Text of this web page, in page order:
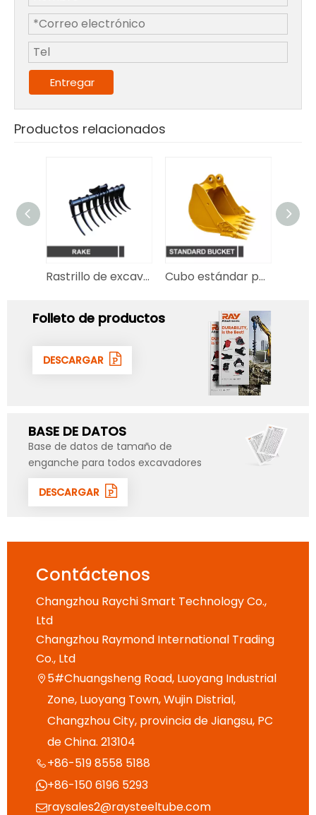
Entregar
Productos relacionados
Rastrillo de excavador Cubo estándar para excavador
Folleto de productos
DESCARGAR
BASE DE DATOS
Base de datos de tamaño de
enganche para todos excavadores
DESCARGAR
Contáctenos
Changzhou Raychi Smart Technology Co.,
Ltd
Changzhou Raymond International Trading
Co., Ltd
 5#Chuangsheng Road, Luoyang Industrial
Zone, Luoyang Town, Wujin Distrial,
Changzhou City, provincia de Jiangsu, PC
de China. 213104
+86-519 8558 5188
+86-150 6196 5293
raysales2@raysteeltube.com